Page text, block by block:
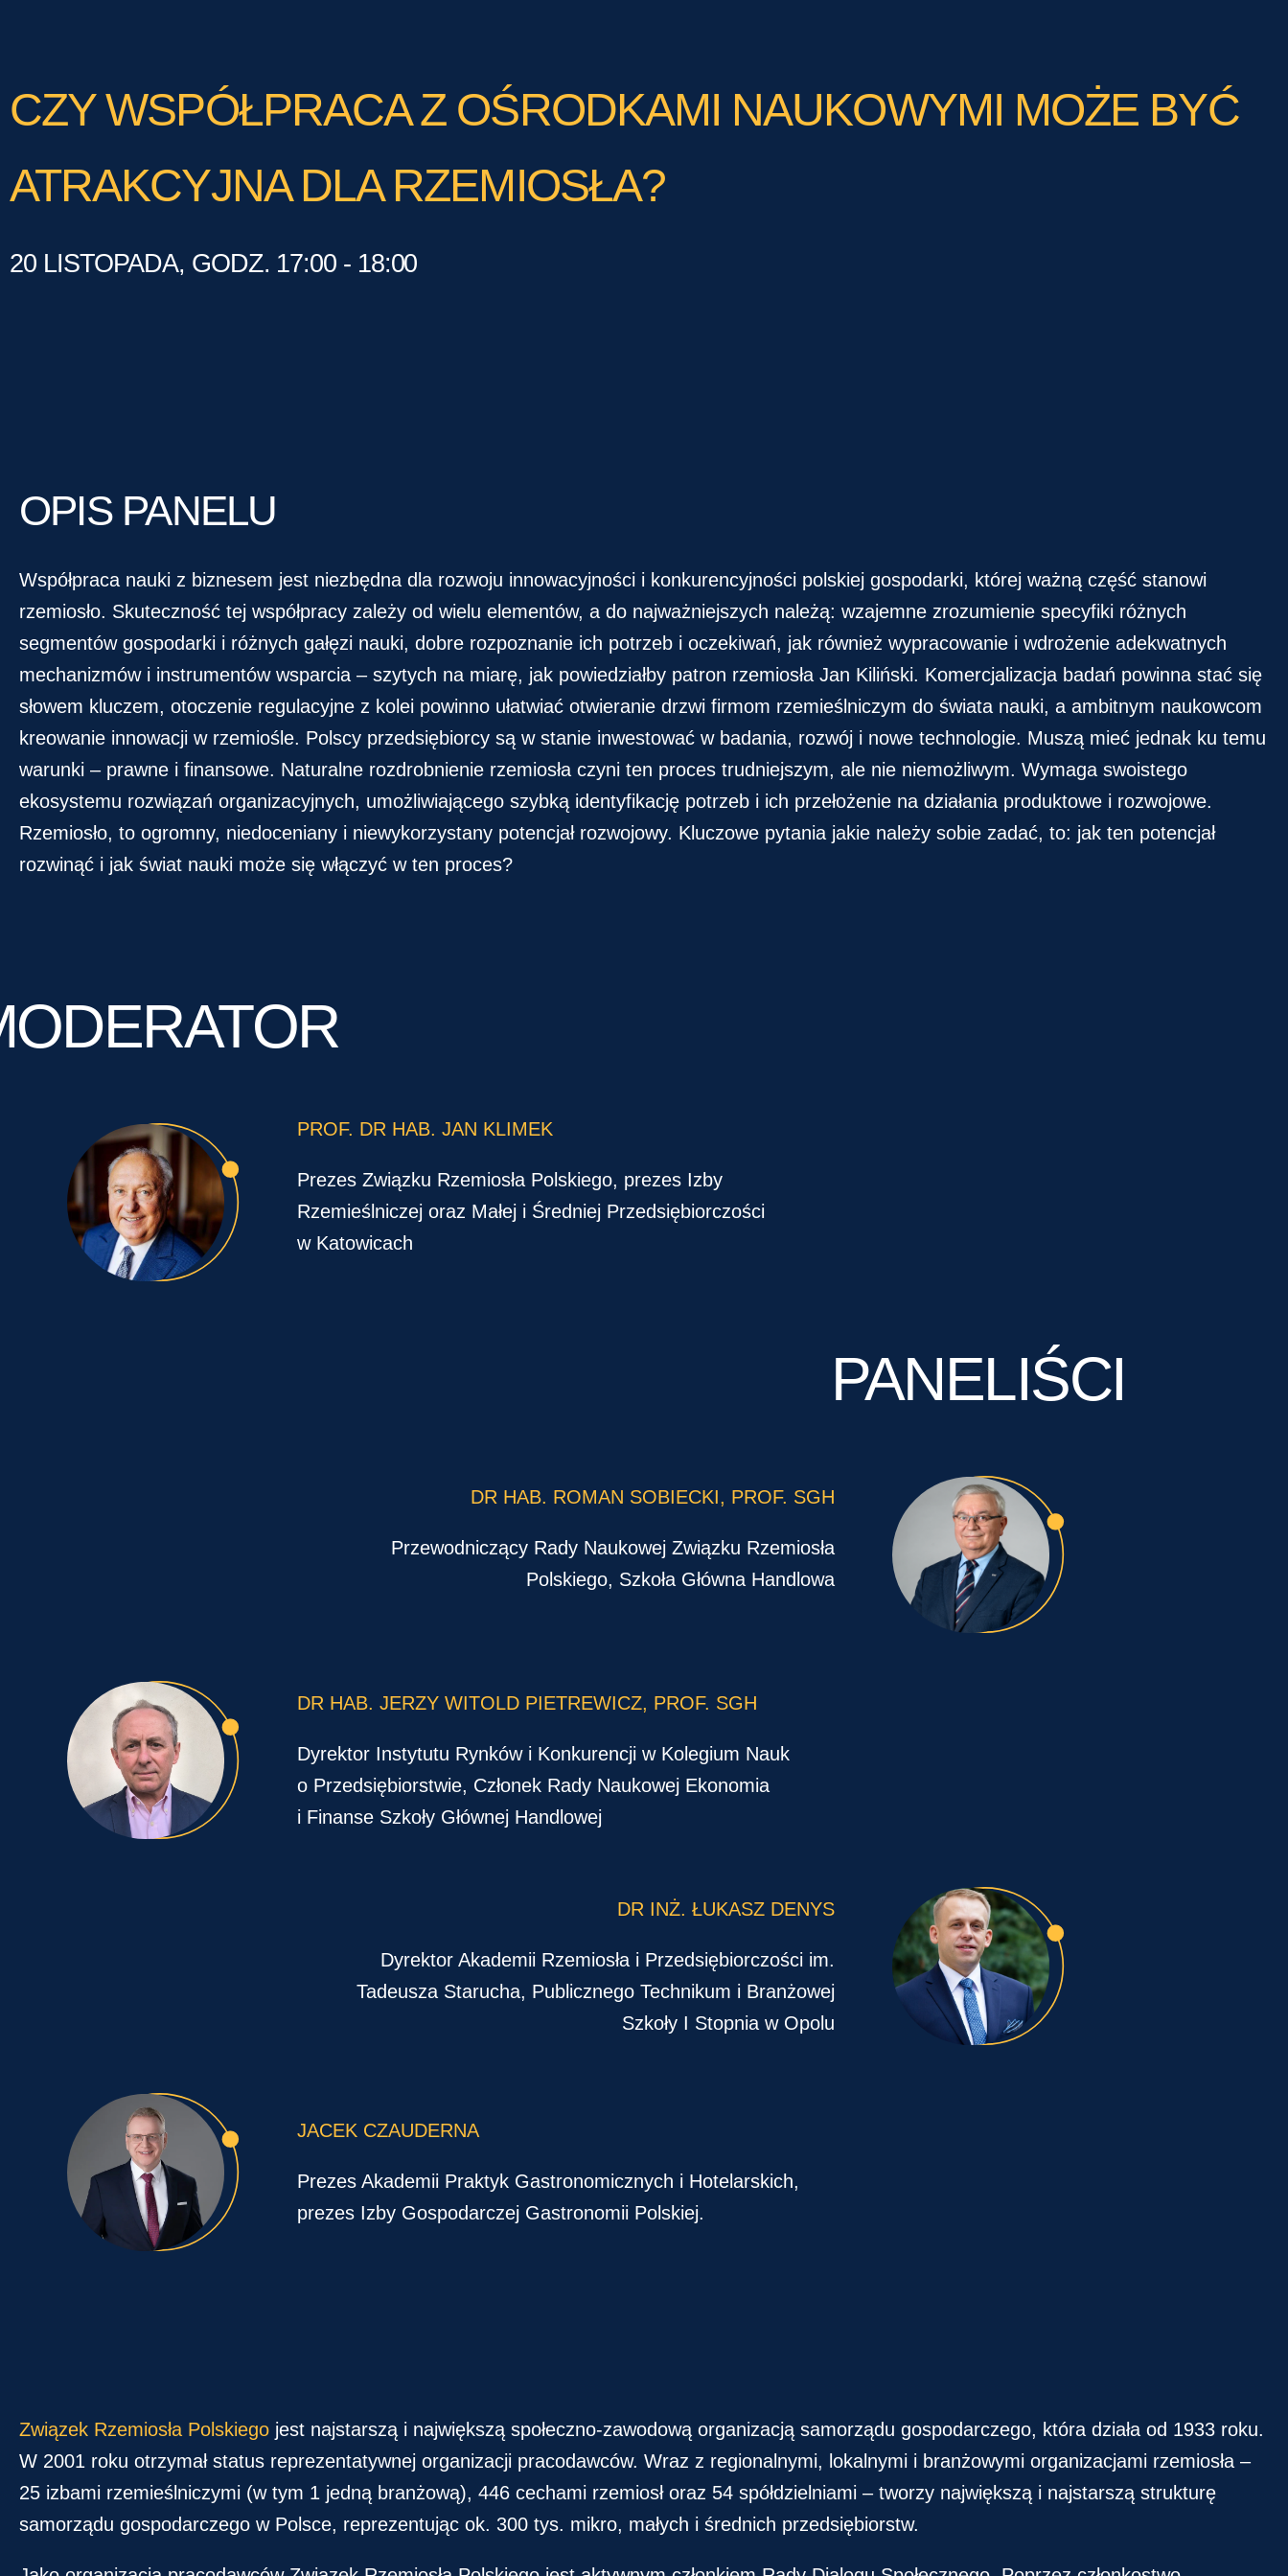
CZY WSPÓŁPRACA Z OŚRODKAMI NAUKOWYMI MOŻE BYĆ
ATRAKCYJNA DLA RZEMIOSŁA?
20 LISTOPADA, GODZ. 17:00 - 18:00
OPIS PANELU
Współpraca nauki z biznesem jest niezbędna dla rozwoju innowacyjności i konkurencyjności polskiej gospodarki, której ważną część stanowi
rzemiosło. Skuteczność tej współpracy zależy od wielu elementów, a do najważniejszych należą: wzajemne zrozumienie specyfiki różnych
segmentów gospodarki i różnych gałęzi nauki, dobre rozpoznanie ich potrzeb i oczekiwań, jak również wypracowanie i wdrożenie adekwatnych
mechanizmów i instrumentów wsparcia – szytych na miarę, jak powiedziałby patron rzemiosła Jan Kiliński. Komercjalizacja badań powinna stać się
słowem kluczem, otoczenie regulacyjne z kolei powinno ułatwiać otwieranie drzwi firmom rzemieślniczym do świata nauki, a ambitnym naukowcom
kreowanie innowacji w rzemiośle. Polscy przedsiębiorcy są w stanie inwestować w badania, rozwój i nowe technologie. Muszą mieć jednak ku temu
warunki – prawne i finansowe. Naturalne rozdrobnienie rzemiosła czyni ten proces trudniejszym, ale nie niemożliwym. Wymaga swoistego
ekosystemu rozwiązań organizacyjnych, umożliwiającego szybką identyfikację potrzeb i ich przełożenie na działania produktowe i rozwojowe.
Rzemiosło, to ogromny, niedoceniany i niewykorzystany potencjał rozwojowy. Kluczowe pytania jakie należy sobie zadać, to: jak ten potencjał
rozwinąć i jak świat nauki może się włączyć w ten proces?
PROF. DR HAB. JAN KLIMEK
Prezes Związku Rzemiosła Polskiego, prezes Izby
Rzemieślniczej oraz Małej i Średniej Przedsiębiorczości
w Katowicach
DR HAB. ROMAN SOBIECKI, PROF. SGH
Przewodniczący Rady Naukowej Związku Rzemiosła
Polskiego, Szkoła Główna Handlowa
PANELIŚCI
DR HAB. JERZY WITOLD PIETREWICZ, PROF. SGH
Dyrektor Instytutu Rynków i Konkurencji w Kolegium Nauk
o Przedsiębiorstwie, Członek Rady Naukowej Ekonomia
i Finanse Szkoły Głównej Handlowej
DR INŻ. ŁUKASZ DENYS
Dyrektor Akademii Rzemiosła i Przedsiębiorczości im.
Tadeusza Starucha, Publicznego Technikum i Branżowej
Szkoły I Stopnia w Opolu
JACEK CZAUDERNA
Prezes Akademii Praktyk Gastronomicznych i Hotelarskich,
prezes Izby Gospodarczej Gastronomii Polskiej.
Związek Rzemiosła Polskiego jest najstarszą i największą społeczno-zawodową organizacją samorządu gospodarczego, która działa od 1933 roku.
W 2001 roku otrzymał status reprezentatywnej organizacji pracodawców. Wraz z regionalnymi, lokalnymi i branżowymi organizacjami rzemiosła –
25 izbami rzemieślniczymi (w tym 1 jedną branżową), 446 cechami rzemiosł oraz 54 spółdzielniami – tworzy największą i najstarszą strukturę
samorządu gospodarczego w Polsce, reprezentując ok. 300 tys. mikro, małych i średnich przedsiębiorstw.